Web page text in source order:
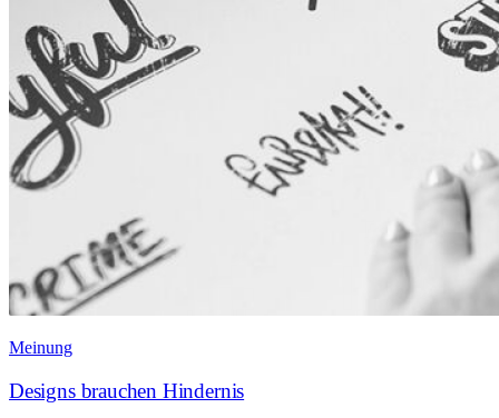
Meinung
Designs brauchen Hindernis